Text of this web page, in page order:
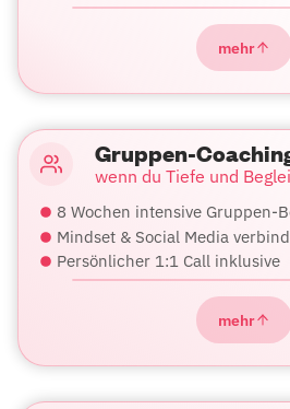
mehr
Gruppen-
wenn du Tiefe und
8 Wochen intensive Gruppen-
Mindset & Social Media
Persönlicher 1:1 Call inklusive
mehr